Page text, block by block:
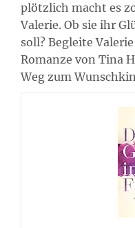
plötzlich macht es
Valerie. Ob sie ihr
soll? Begleite
Romanze von Tina
Weg zum